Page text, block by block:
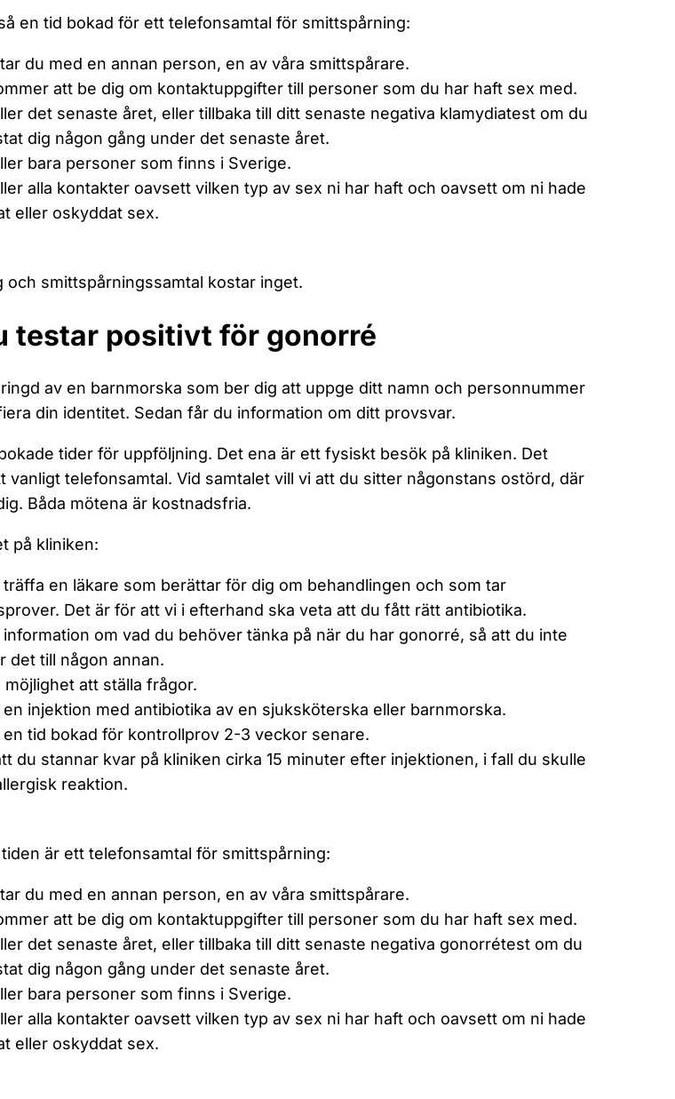
en tid bokad för ett telefonsamtal för smittspårning:
du med en annan person, en av våra smittspårare.
att be dig om kontaktuppgifter till personer som du har haft sex med.
det senaste året, eller tillbaka till ditt senaste negativa klamydiatest om du
dig någon gång under det senaste året.
bara personer som finns i Sverige.
alla kontakter oavsett vilken typ av sex ni har haft och oavsett om ni hade
eller oskyddat sex.
och smittspårningssamtal kostar inget.
testar positivt för gonorré
av en barnmorska som ber dig att uppge ditt namn och personnummer
din identitet. Sedan får du information om ditt provsvar.
tider för uppföljning. Det ena är ett fysiskt besök på kliniken. Det
vanligt telefonsamtal. Vid samtalet vill vi att du sitter någonstans ostörd, där
Båda mötena är kostnadsfria.
på kliniken:
träffa en läkare som berättar för dig om behandlingen och som tar
Det är för att vi i efterhand ska veta att du fått rätt antibiotika.
information om vad du behöver tänka på när du har gonorré, så att du inte
det till någon annan.
möjlighet att ställa frågor.
en injektion med antibiotika av en sjuksköterska eller barnmorska.
en tid bokad för kontrollprov 2-3 veckor senare.
du stannar kvar på kliniken cirka 15 minuter efter injektionen, i fall du skulle
reaktion.
är ett telefonsamtal för smittspårning:
du med en annan person, en av våra smittspårare.
att be dig om kontaktuppgifter till personer som du har haft sex med.
det senaste året, eller tillbaka till ditt senaste negativa gonorrétest om du
dig någon gång under det senaste året.
bara personer som finns i Sverige.
alla kontakter oavsett vilken typ av sex ni har haft och oavsett om ni hade
eller oskyddat sex.